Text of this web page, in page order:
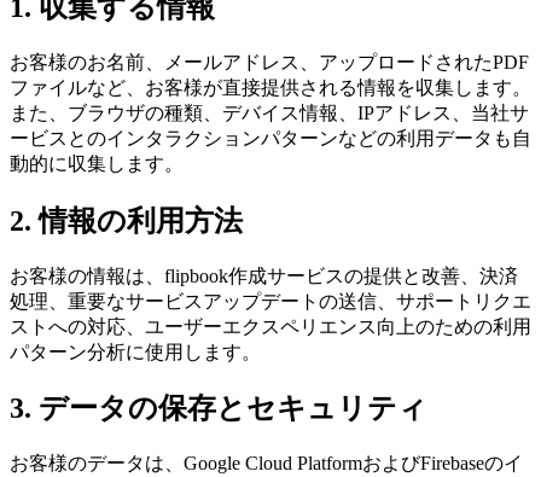
1. 収集する情報
お客様のお名前、メールアドレス、アップロードされたPDF
ファイルなど、お客様が直接提供される情報を収集します。
また、ブラウザの種類、デバイス情報、IPアドレス、当社サ
ービスとのインタラクションパターンなどの利用データも自
動的に収集します。
2. 情報の利用方法
お客様の情報は、flipbook作成サービスの提供と改善、決済
処理、重要なサービスアップデートの送信、サポートリクエ
ストへの対応、ユーザーエクスペリエンス向上のための利用
パターン分析に使用します。
3. データの保存とセキュリティ
お客様のデータは、Google Cloud PlatformおよびFirebaseのイ